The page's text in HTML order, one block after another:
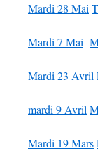
Mardi 28 Mai
Mardi 7 Mai
Mardi 23 Avril
mardi 9 Avril
Mardi 19 Mars